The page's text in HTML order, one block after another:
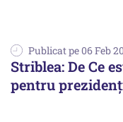
Publicat pe 06 Feb
Striblea: De Ce
pentru